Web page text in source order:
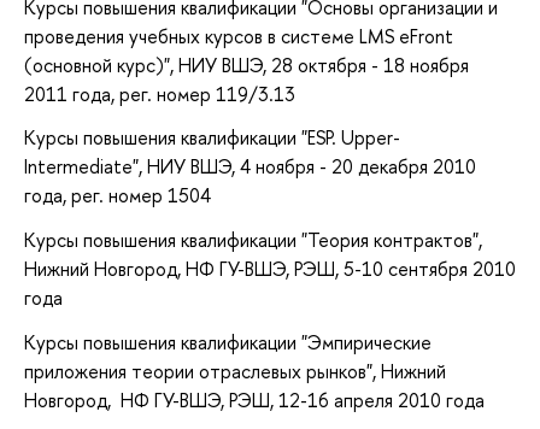
Курсы повышения квалификации "Основы организации и
проведения учебных курсов в системе LMS eFront
(основной курс)", НИУ ВШЭ, 28 октября - 18 ноября
2011 года, рег. номер 119/3.13
Курсы повышения квалификации "ESP. Upper-
Intermediate", НИУ ВШЭ, 4 ноября - 20 декабря 2010
года, рег. номер 1504
Курсы повышения квалификации "Теория контрактов",
Нижний Новгород, НФ ГУ-ВШЭ, РЭШ, 5-10 сентября 2010
года
Курсы повышения квалификации "Эмпирические
приложения теории отраслевых рынков", Нижний
Новгород, НФ ГУ-ВШЭ, РЭШ, 12-16 апреля 2010 года